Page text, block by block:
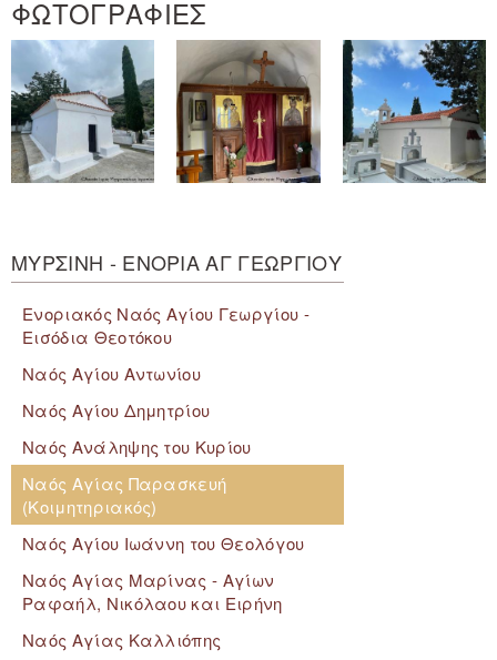
ΦΩΤΟΓΡΑΦΙΕΣ
ΜΥΡΣΙΝΗ - ΕΝΟΡΙΑ ΑΓ ΓΕΩΡΓΙΟΥ
Ενοριακός Ναός Αγίου Γεωργίου -
Εισόδια Θεοτόκου
Ναός Αγίου Αντωνίου
Ναός Αγίου Δημητρίου
Ναός Ανάληψης του Κυρίου
Ναός Αγίας Παρασκευή
(Κοιμητηριακός)
Ναός Αγίου Ιωάννη του Θεολόγου
Ναός Αγίας Μαρίνας - Αγίων
Ραφαήλ, Νικόλαου και Ειρήνη
Ναός Αγίας Καλλιόπης